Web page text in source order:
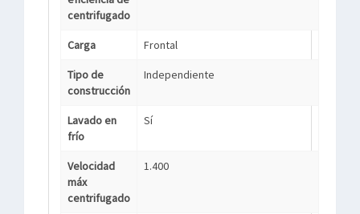
centrifugado
Carga Frontal
Tipo de
construcción
Independiente
Lavado en
frío
Sí
Velocidad
máx
centrifugado
1.400